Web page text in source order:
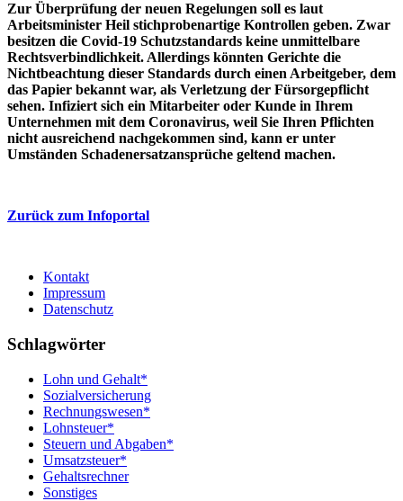
Zur Überprüfung der neuen Regelungen soll es laut
Arbeitsminister Heil stichprobenartige Kontrollen geben. Zwar
besitzen die Covid-19 Schutzstandards keine unmittelbare
Rechtsverbindlichkeit. Allerdings könnten Gerichte die
Nichtbeachtung dieser Standards durch einen Arbeitgeber, dem
das Papier bekannt war, als Verletzung der Fürsorgepflicht
sehen. Infiziert sich ein Mitarbeiter oder Kunde in Ihrem
Unternehmen mit dem Coronavirus, weil Sie Ihren Pflichten
nicht ausreichend nachgekommen sind, kann er unter
Umständen Schadenersatzansprüche geltend machen.
Zurück zum Infoportal
Kontakt
Impressum
Datenschutz
Schlagwörter
Lohn und Gehalt*
Sozialversicherung
Rechnungswesen*
Lohnsteuer*
Steuern und Abgaben*
Umsatzsteuer*
Gehaltsrechner
Sonstiges